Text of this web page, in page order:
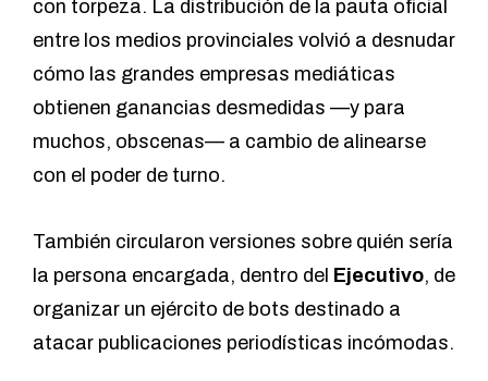
con torpeza. La distribución de la pauta oficial
entre los medios provinciales volvió a desnudar
cómo las grandes empresas mediáticas
obtienen ganancias desmedidas —y para
muchos, obscenas— a cambio de alinearse
con el poder de turno.
También circularon versiones sobre quién sería
la persona encargada, dentro del Ejecutivo, de
organizar un ejército de bots destinado a
atacar publicaciones periodísticas incómodas.